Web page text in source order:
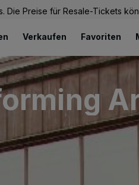
Preise für Resale-Tickets
Verkaufen Favoriten